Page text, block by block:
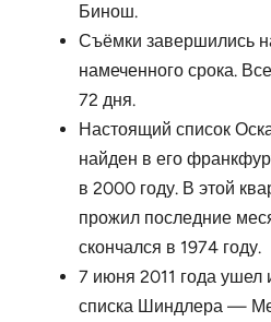
Бинош.
Съёмки завершились
намеченного срока.
72 дня.
Настоящий список
найден в его
в 2000 году. В этой
прожил последние
скончался в 1974 году.
7 июня 2011 года ушел
списка Шиндлера —